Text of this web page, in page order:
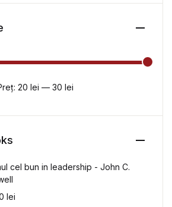
20 lei — 30 lei
cel bun in leadership - John C.
lei